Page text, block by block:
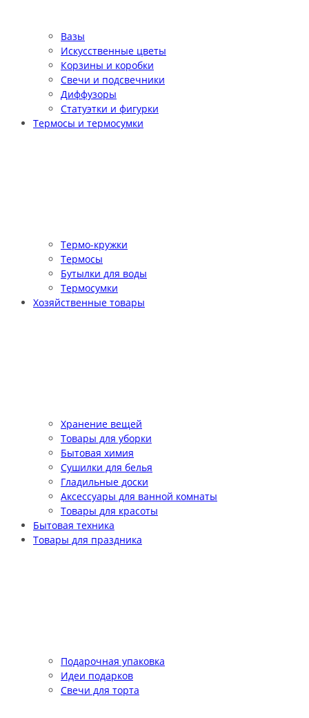
Вазы
Искусственные цветы
Корзины и коробки
Свечи и подсвечники
Диффузоры
Статуэтки и фигурки
Термосы и термосумки
Термо-кружки
Термосы
Бутылки для воды
Термосумки
Хозяйственные товары
Хранение вещей
Товары для уборки
Бытовая химия
Сушилки для белья
Гладильные доски
Аксессуары для ванной комнаты
Товары для красоты
Бытовая техника
Товары для праздника
Подарочная упаковка
Идеи подарков
Свечи для торта